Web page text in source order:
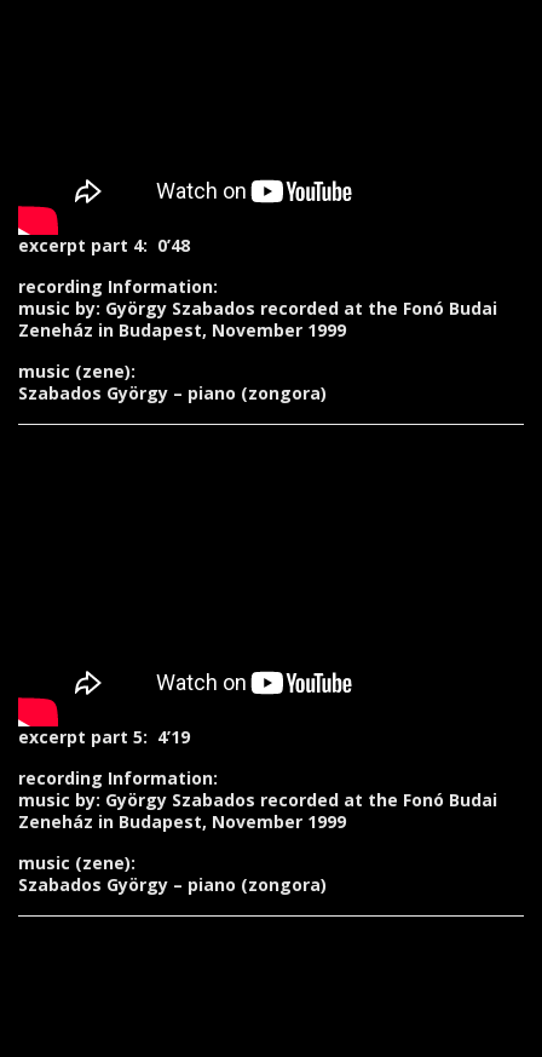
excerpt part 4: 0’48
recording Information:
music by: György Szabados recorded at the Fonó Budai
Zeneház in Budapest, November 1999
music (zene):
Szabados György – piano (zongora)
excerpt part 5: 4’19
recording Information:
music by: György Szabados recorded at the Fonó Budai
Zeneház in Budapest, November 1999
music (zene):
Szabados György – piano (zongora)